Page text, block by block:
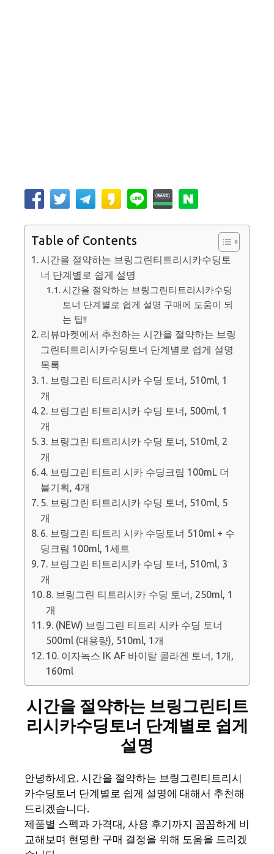
Table of Contents
시간을 절약하는 브링그린티트리시카수딩토
너 단계별로 쉽게 설명
시간을 절약하는 브링그린티트리시카수딩
토너 단계별로 쉽게 설명 구매에 도움이 되
는 팁!!
리뷰마켓에서 추천하는 시간을 절약하는 브링
그린티트리시카수딩토너 단계별로 쉽게 설명
목록
1. 브링그린 티트리시카 수딩 토너, 510ml, 1
개
2. 브링그린 티트리시카 수딩 토너, 500ml, 1
개
3. 브링그린 티트리시카 수딩 토너, 510ml, 2
개
4. 브링그린 티트리 시카 수딩크림 100mL 더
블기획, 4개
5. 브링그린 티트리시카 수딩 토너, 510ml, 5
개
6. 브링그린 티트리 시카 수딩토너 510ml + 수
딩크림 100ml, 1세트
7. 브링그린 티트리시카 수딩 토너, 510ml, 3
개
8. 브링그린 티트리시카 수딩 토너, 250ml, 1
개
9. (NEW) 브링그린 티트리 시카 수딩 토너
500ml (대용량), 510ml, 1개
10. 이자녹스 IK AF 바이탈 콜라겐 토너, 1개,
160ml
시간을 절약하는 브링그린티트
리시카수딩토너 단계별로 쉽게
설명
안녕하세요. 시간을 절약하는 브링그린티트리시
카수딩토너 단계별로 쉽게 설명에 대해서 추천해
드리겠습니다.
제품별 스펙과 가격대, 사용 후기까지 꼼꼼하게 비
교해보며 현명한 구매 결정을 위해 도움을 드리겠